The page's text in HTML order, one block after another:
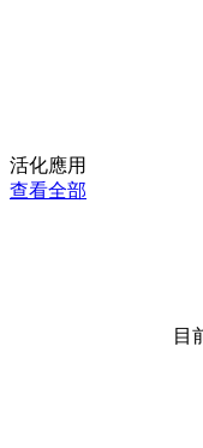
活化應用
查看全部
目